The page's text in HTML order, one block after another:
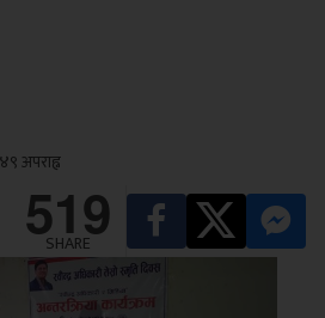
अपराह्न
519
SHARE